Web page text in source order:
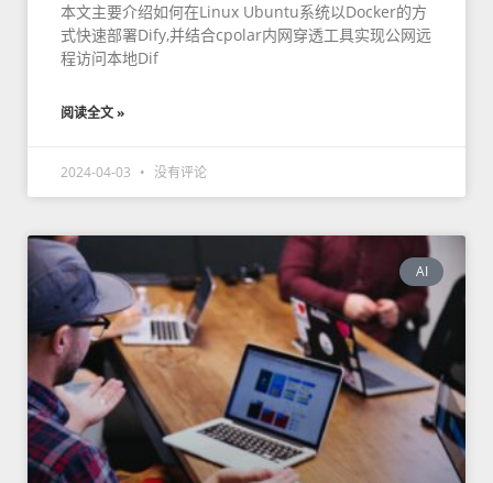
本文主要介绍如何在Linux Ubuntu系统以Docker的方
式快速部署Dify,并结合cpolar内网穿透工具实现公网远
程访问本地Dif
阅读全文 »
2024-04-03 没有评论
AI